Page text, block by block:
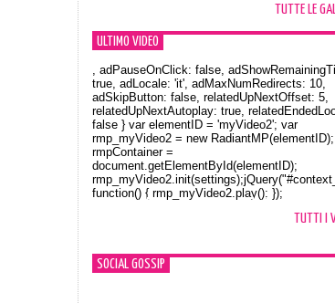
TUTTE LE
ULTIMO VIDEO
Orlando Bloom e la t-shirt dedicata a Flynn
, adPauseOnClick: false,
true, adLocale: 'it', adMaxNumRedirects: 10,
adSkipButton: false, relatedUpNextOffset: 5,
relatedUpNextAutoplay: true,
false } var elementID = 'myVideo2'; var
rmp_myVideo2 = new
rmpContainer =
document.getElementById(elementID);
function() { rmp_myVideo2.play(); });
TUTTI I
SOCIAL GOSSIP